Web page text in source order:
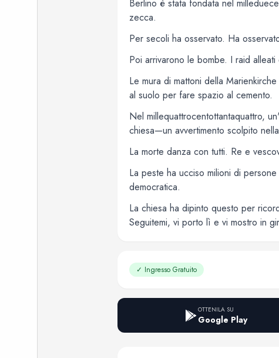
Berlino è stata fondata nel
zecca.
Per secoli ha osservato. Ha
Poi arrivarono le bombe. I raid
Le mura di mattoni della
al suolo per fare spazio al cemento.
Nel millequattrocentottantaquattro,
chiesa—un avvertimento scolpito
La morte danza con tutti. Re e
La peste ha ucciso milioni di
democratica.
La chiesa ha dipinto questo per
Seguitemi, vi porto lì e vi mostro in
✓ Ingresso Gratuito
OTTENILA SU
Google Play